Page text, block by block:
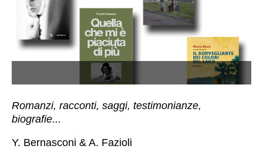
Romanzi, racconti, saggi, testimonianze,
biografie...
Y. Bernasconi & A. Fazioli